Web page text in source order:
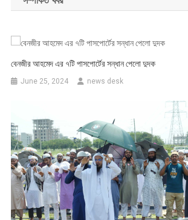
বেনজীর আহমেদ এর ৭টি পাসপোর্টের সন্ধান পেলো দুদক
June 25, 2024 news desk